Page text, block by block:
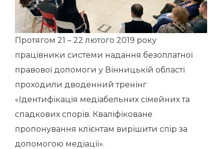
Протягом 21 – 22 лютого 2019 року
працівники системи надання безоплатної
правової допомоги у Вінницькій області
проходили дводенний тренінг
«Ідентифікація медіабельних сімейних та
спадкових спорів. Кваліфіковане
пропонування клієнтам вирішити спір за
допомогою медіації».